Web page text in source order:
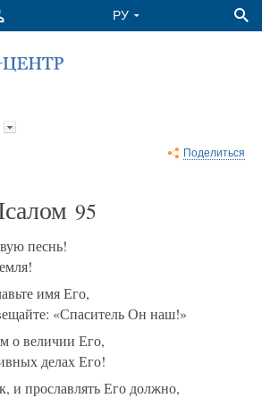
Поделиться
95
песнь!
имя Его,
«Спаситель Он наш!»
о величии Его,
делах Его!
и прославлять Его должно,